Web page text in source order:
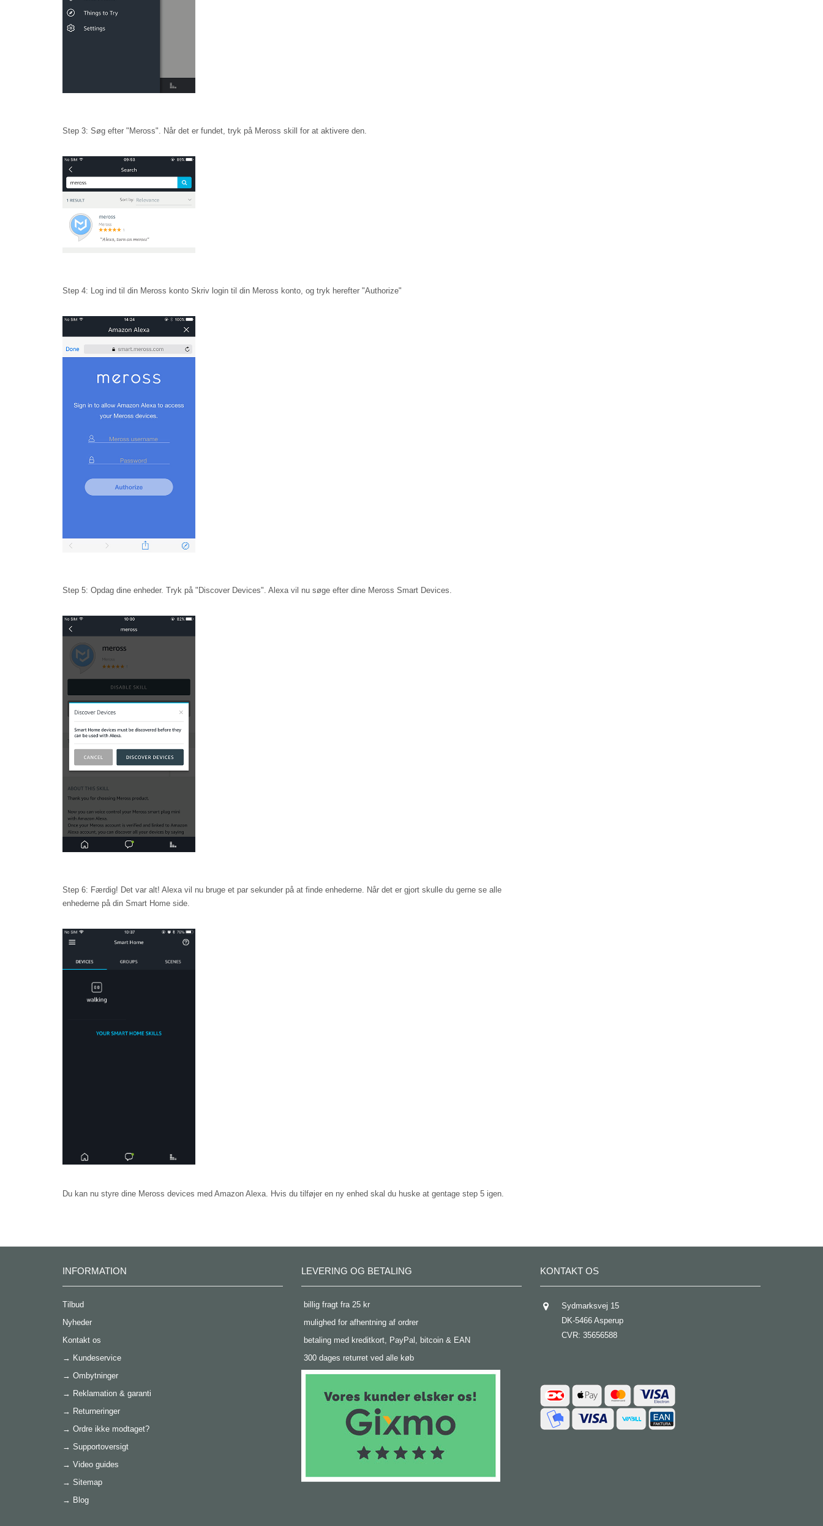
Step 3: Søg efter "Meross". Når det er fundet, tryk på Meross skill for at aktivere den.
Step 4: Log ind til din Meross konto Skriv login til din Meross konto, og tryk herefter "Authorize"
Step 5: Opdag dine enheder. Tryk på "Discover Devices". Alexa vil nu søge efter dine Meross Smart Devices.
Step 6: Færdig! Det var alt! Alexa vil nu bruge et par sekunder på at finde enhederne. Når det er gjort skulle du gerne se alle
enhederne på din Smart Home side.
Du kan nu styre dine Meross devices med Amazon Alexa. Hvis du tilføjer en ny enhed skal du huske at gentage step 5 igen.
INFORMATION
Tilbud
Nyheder
Kontakt os
→ Kundeservice
→ Ombytninger
→ Reklamation & garanti
→ Returneringer
→ Ordre ikke modtaget?
→ Supportoversigt
→ Video guides
→ Sitemap
→ Blog
LEVERING OG BETALING
 billig fragt fra 25 kr
 mulighed for afhentning af ordrer
 betaling med kreditkort, PayPal, bitcoin & EAN
 300 dages returret ved alle køb
KONTAKT OS
Sydmarksvej 15
DK-5466 Asperup
CVR: 35656588